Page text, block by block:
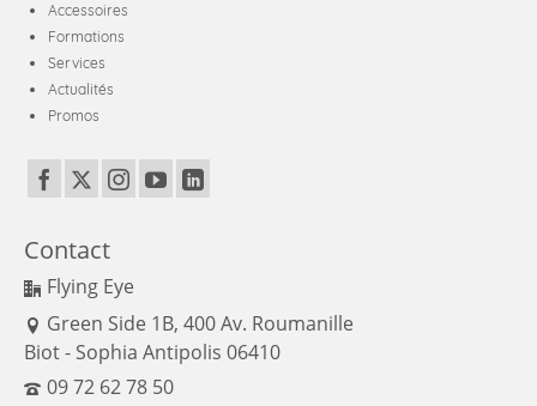
Accessoires
Formations
Services
Actualités
Promos
Contact
Flying Eye
Green Side 1B, 400 Av. Roumanille
Biot - Sophia Antipolis 06410
09 72 62 78 50